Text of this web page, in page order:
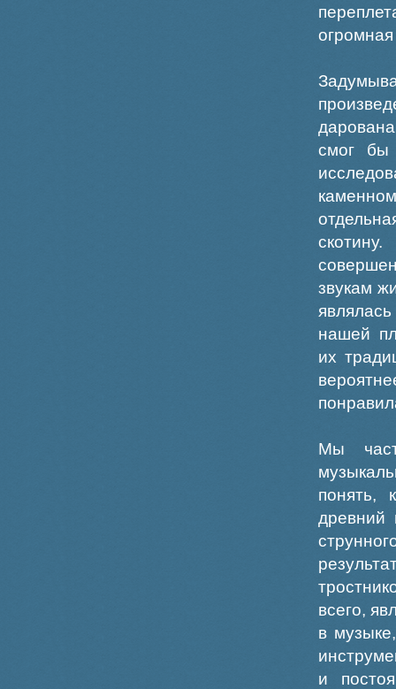
смог бы
звукам
нашей
их
Мы
понять,
древний
всего,
в
и